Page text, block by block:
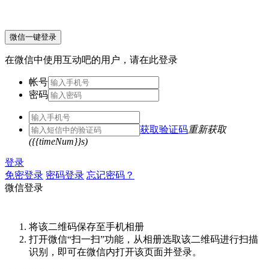
微信一键登录
在微信中使用互动吧的用户，请在此登录
帐号
密码
获取验证码重新获取
({{timeNum}}s)
登录
免密登录 密码登录 忘记密码？
微信登录
将该二维码保存至手机相册
打开微信“扫一扫”功能，从相册选取该二维码进行扫描
识别，即可在微信内打开该页面并登录。